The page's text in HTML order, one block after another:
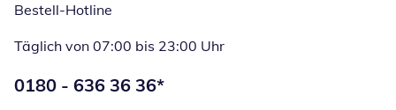
Bestell-Hotline
Täglich von 07:00 bis 23:00 Uhr
Telefonnummer:
0180 - 636 36 36*